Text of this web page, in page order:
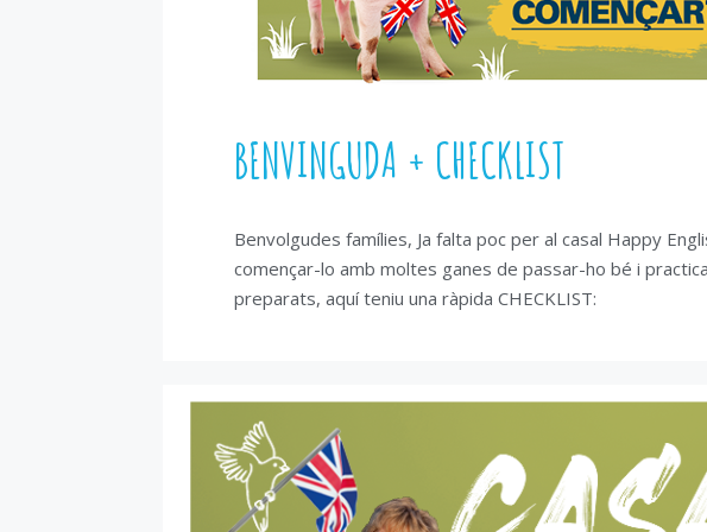
BENVINGUDA + CHECKLIST
Benvolgudes famílies, Ja falta poc per al casal Happy
començar-lo amb moltes ganes de passar-ho bé i
preparats, aquí teniu una ràpida CHECKLIST: